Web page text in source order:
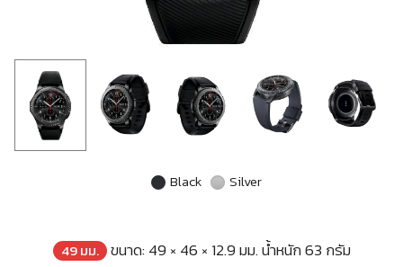
Black Silver
49 มม. ขนาด: 49 × 46 × 12.9 มม. น้ำหนัก 63 กรัม